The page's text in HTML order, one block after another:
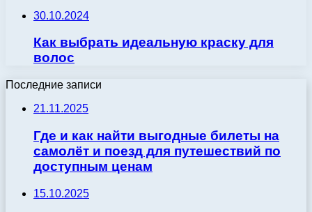
30.10.2024
Как выбрать идеальную краску для
волос
Последние записи
21.11.2025
Где и как найти выгодные билеты на
самолёт и поезд для путешествий по
доступным ценам
15.10.2025